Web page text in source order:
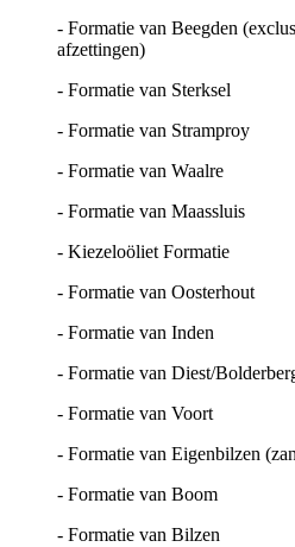
- Formatie van Beegden
afzettingen)
- Formatie van Sterksel
- Formatie van Stramproy
- Formatie van Waalre
- Formatie van Maassluis
- Kiezeloöliet Formatie
- Formatie van Oosterhout
- Formatie van Inden
- Formatie van Diest/
- Formatie van Voort
- Formatie van Eigenbilzen
- Formatie van Boom
- Formatie van Bilzen